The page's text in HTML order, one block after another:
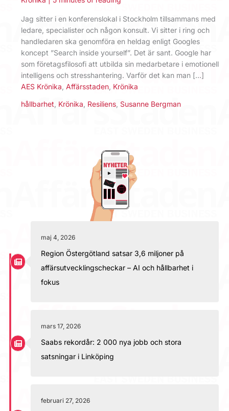
Jag sitter i en konferenslokal i Stockholm tillsammans med
ledare, specialister och någon konsult. Vi sitter i ring och
handledaren ska genomföra en heldag enligt Googles
koncept ”Search inside yourself”. Det är sant. Google har
som företagsfilosofi att utbilda sin medarbetare i emotionell
intelligens och stresshantering. Varför det kan man […]
AES Krönika Affärsstaden Krönika
hållbarhet Krönika Resiliens Susanne Bergman
maj 4, 2026
Region Östergötland satsar 3,6 miljoner på
affärsutvecklingscheckar – AI och hållbarhet i
fokus
mars 17, 2026
Saabs rekordår: 2 000 nya jobb och stora
satsningar i Linköping
februari 27, 2026